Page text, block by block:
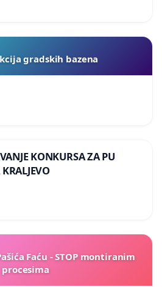
gradskih bazena
KONKURSA ZA PU
Faću - STOP montiranim
procesima